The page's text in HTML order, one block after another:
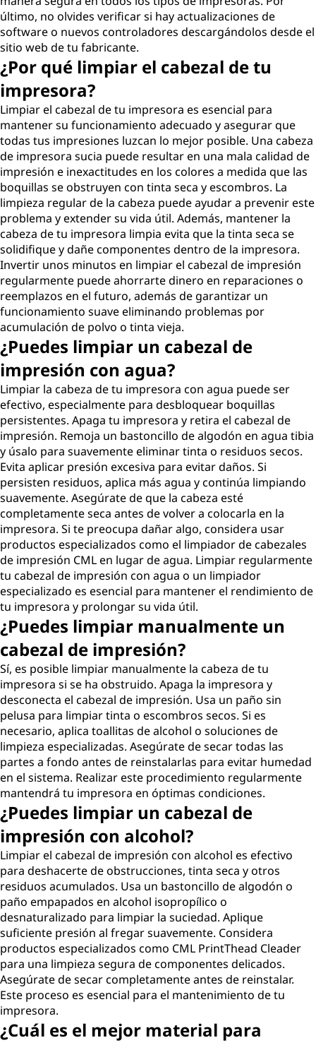
último, no olvides verificar si hay actualizaciones de
software o nuevos controladores descargándolos desde el
sitio web de tu fabricante.
¿Por qué limpiar el cabezal de tu
impresora?
Limpiar el cabezal de tu impresora es esencial para
mantener su funcionamiento adecuado y asegurar que
todas tus impresiones luzcan lo mejor posible. Una cabeza
de impresora sucia puede resultar en una mala calidad de
impresión e inexactitudes en los colores a medida que las
boquillas se obstruyen con tinta seca y escombros. La
limpieza regular de la cabeza puede ayudar a prevenir este
problema y extender su vida útil. Además, mantener la
cabeza de tu impresora limpia evita que la tinta seca se
solidifique y dañe componentes dentro de la impresora.
Invertir unos minutos en limpiar el cabezal de impresión
regularmente puede ahorrarte dinero en reparaciones o
reemplazos en el futuro, además de garantizar un
funcionamiento suave eliminando problemas por
acumulación de polvo o tinta vieja.
¿Puedes limpiar un cabezal de
impresión con agua?
Limpiar la cabeza de tu impresora con agua puede ser
efectivo, especialmente para desbloquear boquillas
persistentes. Apaga tu impresora y retira el cabezal de
impresión. Remoja un bastoncillo de algodón en agua tibia
y úsalo para suavemente eliminar tinta o residuos secos.
Evita aplicar presión excesiva para evitar daños. Si
persisten residuos, aplica más agua y continúa limpiando
suavemente. Asegúrate de que la cabeza esté
completamente seca antes de volver a colocarla en la
impresora. Si te preocupa dañar algo, considera usar
productos especializados como el limpiador de cabezales
de impresión CML en lugar de agua. Limpiar regularmente
tu cabezal de impresión con agua o un limpiador
especializado es esencial para mantener el rendimiento de
tu impresora y prolongar su vida útil.
¿Puedes limpiar manualmente un
cabezal de impresión?
Sí, es posible limpiar manualmente la cabeza de tu
impresora si se ha obstruido. Apaga la impresora y
desconecta el cabezal de impresión. Usa un paño sin
pelusa para limpiar tinta o escombros secos. Si es
necesario, aplica toallitas de alcohol o soluciones de
limpieza especializadas. Asegúrate de secar todas las
partes a fondo antes de reinstalarlas para evitar humedad
en el sistema. Realizar este procedimiento regularmente
mantendrá tu impresora en óptimas condiciones.
¿Puedes limpiar un cabezal de
impresión con alcohol?
Limpiar el cabezal de impresión con alcohol es efectivo
para deshacerte de obstrucciones, tinta seca y otros
residuos acumulados. Usa un bastoncillo de algodón o
paño empapados en alcohol isopropílico o
desnaturalizado para limpiar la suciedad. Aplique
suficiente presión al fregar suavemente. Considera
productos especializados como CML PrintThead Cleader
para una limpieza segura de componentes delicados.
Asegúrate de secar completamente antes de reinstalar.
Este proceso es esencial para el mantenimiento de tu
impresora.
¿Cuál es el mejor material para